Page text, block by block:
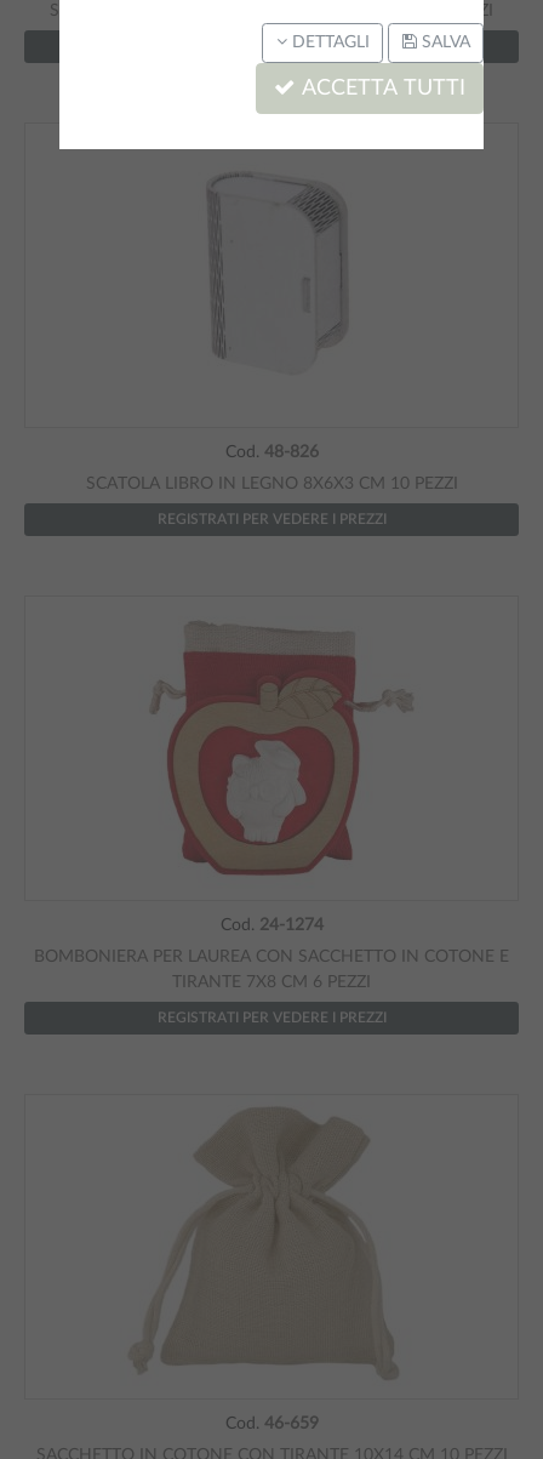
SCATOLA CON FARFALLA IN LEGNO 6X6X6 CM 10 PEZZI
REGISTRATI PER VEDERE I PREZZI
Cod. 48-826
SCATOLA LIBRO IN LEGNO 8X6X3 CM 10 PEZZI
REGISTRATI PER VEDERE I PREZZI
Cod. 24-1274
BOMBONIERA PER LAUREA CON SACCHETTO IN COTONE E
TIRANTE 7X8 CM 6 PEZZI
REGISTRATI PER VEDERE I PREZZI
Cod. 46-659
SACCHETTO IN COTONE CON TIRANTE 10X14 CM 10 PEZZI
DETTAGLI SALVA
ACCETTA TUTTI